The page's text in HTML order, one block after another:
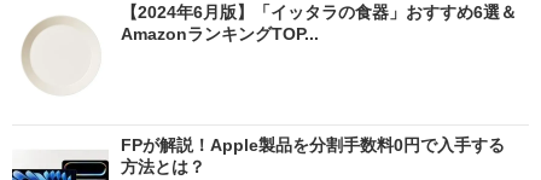
【2024年6月版】「イッタラの食器」おすすめ6選＆
AmazonランキングTOP...
FPが解説！Apple製品を分割手数料0円で入手する
方法とは？